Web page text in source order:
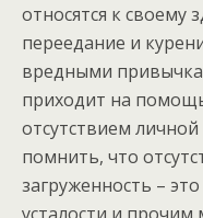
относятся к своему
переедание и
вредными
приходит на
отсутствием
помнить, что
загруженность –